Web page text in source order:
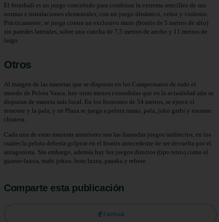
El frontball es un juego concebido para combinar la extrema sencillez de sus
normas e instalaciones elementales, con un juego dinámico, veloz y violento.
Prácticamente, se juega contra un exclusivo muro (frontis de 5 metros de alto)
sin paredes laterales, sobre una cancha de 7,5 metros de ancho y 11 metros de
largo.
Otros
Al margen de las maneras que se disputan en los Campeonatos de todo el
mundo de Pelota Vasca, hay otras menos extendidas que en la actualidad aún se
disputan de manera más local. En los frontones de 54 metros, se ejerce el
remonte y la pala, y en Plaza se juega a pelota mano, pala, joko garbi y enorme
chistera.
Cada una de estas maneras anteriores son las llamadas juegos indirectos, en los
cuales la pelota debería golpear en el frontis antecedente de ser devuelta por el
antagonista. Sin embargo, además hay los juegos directos (tipo tenis) como el
guante-laxoa, mahi jokoa, bote luzea, pasaka y rebote.
Comparte esta publicación
Facebook